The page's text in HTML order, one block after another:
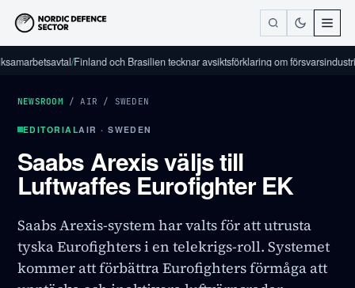
/Finland och Brasilien tecknar avsiktsförklaring om försvarsindustriellt
NEWSROOM / AIR / SWEDEN
EDITORIALAIR · SWEDEN
Saabs Arexis väljs till
Luftwaffes Eurofighter EK
Saabs Arexis-system har valts för att utrusta
tyska Eurofighters i en telekrigs-roll. Systemet
kommer att förbättra Eurofighters förmåga att